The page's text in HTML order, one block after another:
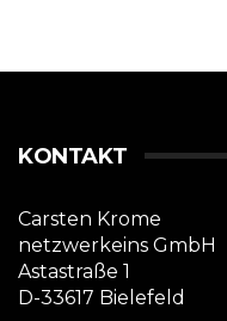
KONTAKT
Carsten Krome
netzwerkeins GmbH
Astastraße 1
D-33617 Bielefeld